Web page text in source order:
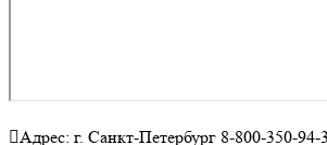
Адрес: г. Санкт-Петербург 8-800-350-